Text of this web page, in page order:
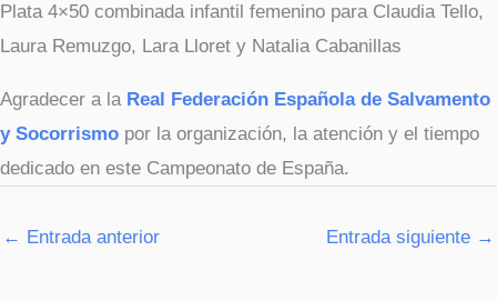
Plata 4×50 combinada infantil femenino para Claudia Tello,
Laura Remuzgo, Lara Lloret y Natalia Cabanillas
Agradecer a la Real Federación Española de Salvamento
y Socorrismo por la organización, la atención y el tiempo
dedicado en este Campeonato de España.
← Entrada anterior Entrada siguiente →